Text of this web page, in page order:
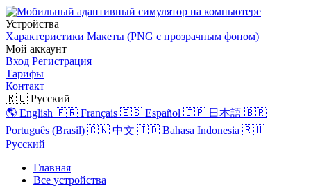
Устройства
Характеристики Макеты (PNG с прозрачным фоном)
Мой аккаунт
Вход Регистрация
Тарифы
Контакт
🇷🇺 Русский
🌎 English 🇫🇷 Français 🇪🇸 Español 🇯🇵 日本語 🇧🇷
Português (Brasil) 🇨🇳 中文 🇮🇩 Bahasa Indonesia 🇷🇺
Русский
Главная
Все устройства